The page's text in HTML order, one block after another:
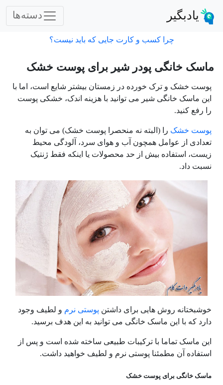
یادبگیر دسته‌ها
چرا کسب و کارت جایی که باید نیست؟
ماسک خانگی پودر شیر برای پوست خشک
پوست خشک و ترک خورده در زمستان بیشتر شایع است، اما با
این ماسک خانگی شیر می توانید با هزینه اندک، خشکی پوست
را رفع کنید.
پوست خشک را (البته نه منحصرا پوست خشک) می توان به
تعدادی از عوامل همچون آب و هوای سرد، آلودگی محیط
زیست، استفاده بیش از حد محصولات یا اینکه فقط ژنتیک
نسبت داد.
خوشبختانه روش هایی برای داشتن پوستی نرم و لطیف وجود
دارد که با این ماسک خانگی می توانید به این هدف برسید.
این ماسک تماما با ترکیبات طبیعی ساخته شده است و پس از
استفاده آن مطمئنا پوستی نرم و لطیف خواهید داشت.
ماسک خانگی برای پوست خشک